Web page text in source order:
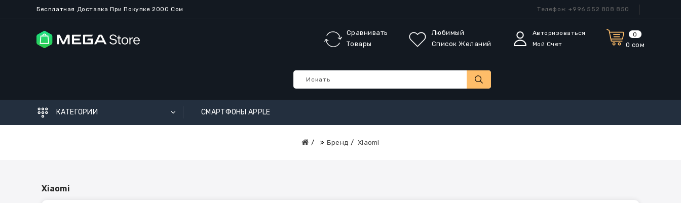
Бесплатная Доставка При Покупке 2000 Сом Телефон: +996 552 808 850
0
0 сом
Авторизоваться
Мой Счет
Любимый
Список Желаний
Сравнивать
Товары
КАТЕГОРИИ СМАРТФОНЫ APPLE
Бренд Xiaomi
Xiaomi